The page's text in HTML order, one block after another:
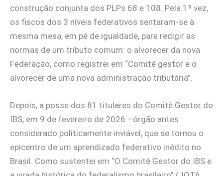
construção conjunta dos PLPs 68 e 108. Pela 1ª vez,
os fiscos dos 3 níveis federativos sentaram-se à
mesma mesa, em pé de igualdade, para redigir as
normas de um tributo comum: o alvorecer da nova
Federação, como registrei em “Comitê gestor e o
alvorecer de uma nova administração tributária”.
Depois, a posse dos 81 titulares do Comitê Gestor do
IBS, em 9 de fevereiro de 2026 –órgão antes
considerado politicamente inviável, que se tornou o
epicentro de um aprendizado federativo inédito no
Brasil. Como sustentei em “O Comitê Gestor do IBS e